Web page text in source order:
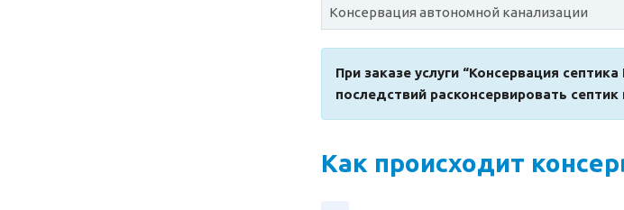
Консервация автономной канализации
При заказе услуги “Консервация
последствий расконсервировать
Как происходит